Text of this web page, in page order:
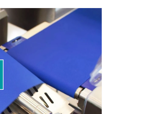
para carregar o
incorporar conteúdo
sua atividade. Por
para assistir a